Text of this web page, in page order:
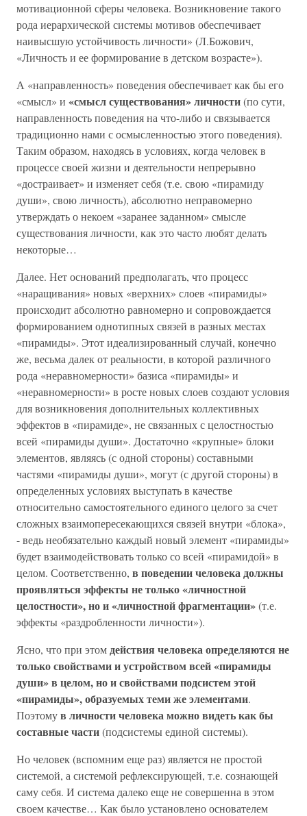
мотивационной сферы человека. Возникновение такого
рода иерархической системы мотивов обеспечивает
наивысшую устойчивость личности» (Л.Божович,
«Личность и ее формирование в детском возрасте»).
А «направленность» поведения обеспечивает как бы его
«смысл» и «смысл существования» личности(по сути,
направленность поведения на что-либо и связывается
традиционно нами с осмысленностью этого поведения).
Таким образом, находясь в условиях, когда человек в
процессе своей жизни и деятельности непрерывно
«достраивает» и изменяет себя (т.е. свою «пирамиду
души», свою личность), абсолютно неправомерно
утверждать о некоем «заранее заданном» смысле
существования личности, как это часто любят делать
некоторые…
Далее. Нет оснований предполагать, что процесс
«наращивания» новых «верхних» слоев «пирамиды»
происходит абсолютно равномерно и сопровождается
формированием однотипных связей в разных местах
«пирамиды». Этот идеализированный случай, конечно
же, весьма далек от реальности, в которой различного
рода «неравномерности» базиса «пирамиды» и
«неравномерности» в росте новых слоев создают условия
для возникновения дополнительных коллективных
эффектов в «пирамиде», не связанных с целостностью
всей «пирамиды души». Достаточно «крупные» блоки
элементов, являясь (с одной стороны) составными
частями «пирамиды души», могут (с другой стороны) в
определенных условиях выступать в качестве
относительно самостоятельного единого целого за счет
сложных взаимопересекающихся связей внутри «блока»,
- ведь необязательно каждый новый элемент «пирамиды»
будет взаимодействовать только со всей «пирамидой» в
целом. Соответственно, в поведении человека должны
проявляться эффекты не только «личностной
целостности», но и «личностной фрагментации»(т.е.
эффекты «раздробленности личности»).
Ясно, что при этомдействия человека определяются не
только свойствами и устройством всей «пирамиды
души» в целом, но и свойствами подсистем этой
«пирамиды», образуемых теми же элементами.
Поэтомув личности человека можно видеть как бы
составные части(подсистемы единой системы).
Но человек (вспомним еще раз) является не простой
системой, а системой рефлексирующей, т.е. сознающей
саму себя. И система далеко еще не совершенна в этом
своем качестве… Как было установлено основателем